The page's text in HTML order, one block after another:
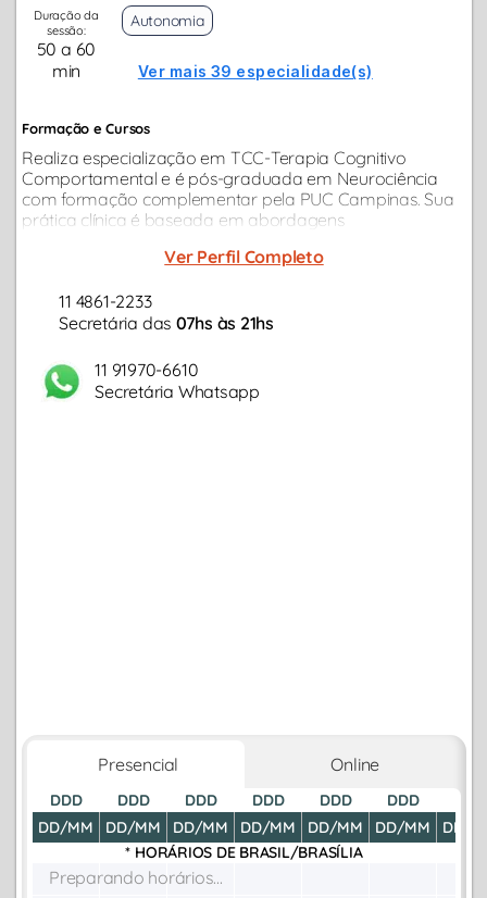
Duração da
sessão:
50 a 60
min
Autonomia
Ver mais 39 especialidade(s)
Formação e Cursos
Realiza especialização em TCC-Terapia Cognitivo
Comportamental e é pós-graduada em Neurociência
com formação complementar pela PUC Campinas. Sua
prática clínica é baseada em abordagens
demandas relacionamento, ansiedade, questões
Ver Perfil Completo
11 4861-2233
Secretária das 07hs às 21hs
11 91970-6610
Secretária Whatsapp
Presencial Online
DDD
DD/MM
DDD
DD/MM
DDD
DD/MM
DDD
DD/MM
DDD
DD/MM
DDD
DD/MM
DD/
* HORÁRIOS DE BRASIL/BRASÍLIA
Preparando horários...